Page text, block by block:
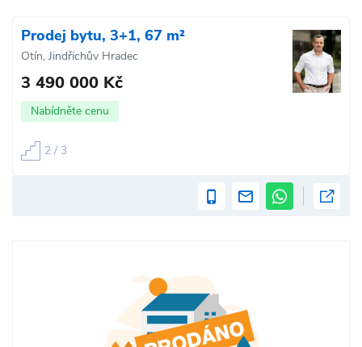
Prodej bytu, 3+1, 67 m²
Otín, Jindřichův Hradec
3 490 000 Kč
Nabídněte cenu
2 / 3